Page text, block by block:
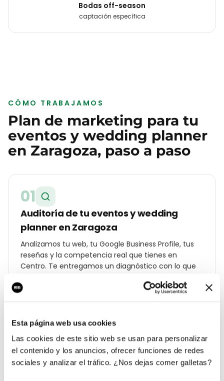
Esta página web usa cookies
Las cookies de este sitio web se usan para personalizar
el contenido y los anuncios, ofrecer funciones de redes
sociales y analizar el tráfico. ¿Nos dejas comer galletas?
Bodas off-season
captación específica
CÓMO TRABAJAMOS
Plan de marketing para tu
eventos y wedding planner
en Zaragoza, paso a paso
01
Auditoría de tu eventos y wedding
planner en Zaragoza
Analizamos tu web, tu Google Business Profile, tus
reseñas y la competencia real que tienes en
Centro. Te entregamos un diagnóstico con lo que
02
Estrategia geolocalizada por barrio
Construimos un plan específico para Zaragoza:
palabras clave por distrito (Centro, Universidad,